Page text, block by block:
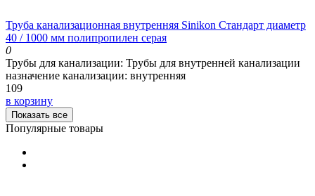
Труба канализационная внутренняя Sinikon Стандарт диаметр
40 / 1000 мм полипропилен серая
0
Трубы для канализации: Трубы для внутренней канализации
назначение канализации: внутренняя
109
в корзину
Показать все
Популярные товары